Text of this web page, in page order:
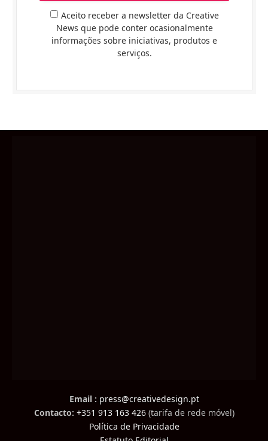
Aceito receber a newsletter da Creative
News que pode conter ocasionalmente
informações sobre iniciativas, produtos e
serviços.
Email : press@creativedesign.pt
Contacto: +351 913 163 426(tarifa de rede móvel)
Política de Privacidade